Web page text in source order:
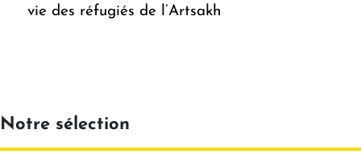
vie des réfugiés de l’Artsakh
Notre sélection